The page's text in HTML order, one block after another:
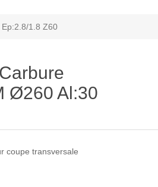
1.8 Z60
Ø260 Al:30
coupe transversale